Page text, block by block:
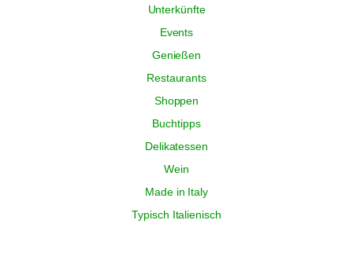
Unterkünfte
Events
Genießen
Restaurants
Shoppen
Buchtipps
Delikatessen
Wein
Made in Italy
Typisch Italienisch